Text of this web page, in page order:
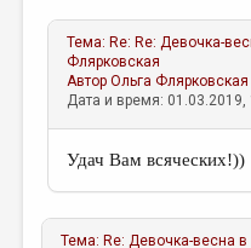
Тема: Re: Re: Девочка-
Флярковская
АвторОльга Флярковская
Дата и время: 01.03.2019,
Удач Вам всяческих!))
Тема: Re: Девочка-весна